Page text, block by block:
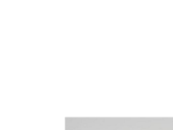
"Wood" Black